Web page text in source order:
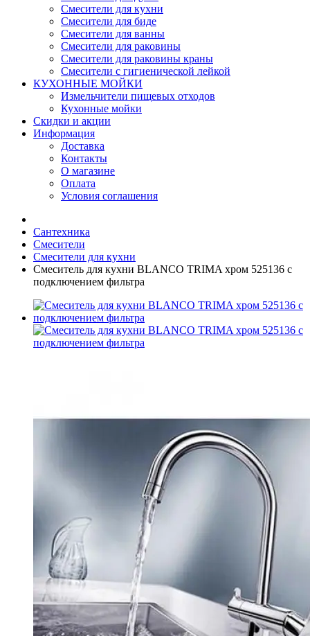
Смесители для кухни
Смесители для биде
Смесители для ванны
Смесители для раковины
Смесители для раковины краны
Смесители с гигиенической лейкой
КУХОННЫЕ МОЙКИ
Измельчители пищевых отходов
Кухонные мойки
Скидки и акции
Информация
Доставка
Контакты
О магазине
Оплата
Условия соглашения
Сантехника
Смесители
Смесители для кухни
Смеситель для кухни BLANCO TRIMA хром 525136 с
подключением фильтра